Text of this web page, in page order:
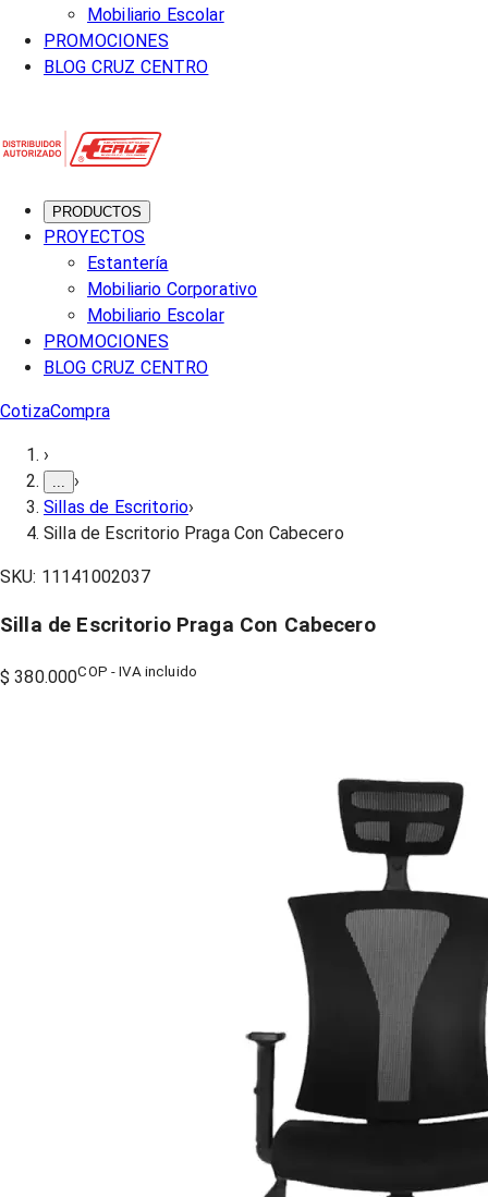
Mobiliario Escolar
PROMOCIONES
BLOG CRUZ CENTRO
PRODUCTOS
PROYECTOS
Estantería
Mobiliario Corporativo
Mobiliario Escolar
PROMOCIONES
BLOG CRUZ CENTRO
CotizaCompra
›
›
Sillas de Escritorio›
Silla de Escritorio Praga Con Cabecero
SKU: 11141002037
Silla de Escritorio Praga Con Cabecero
$ 380.000COP - IVA incluido